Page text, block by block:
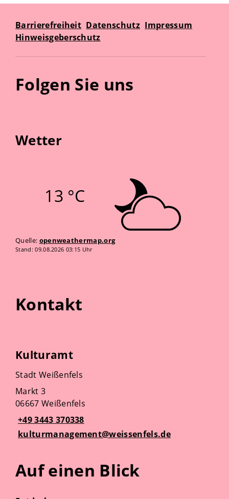
Barrierefreiheit Datenschutz Impressum
Hinweisgeberschutz
Folgen Sie uns
Wetter
13 °C
Quelle: openweathermap.org
Stand: 09.08.2026 03:15 Uhr
Kontakt
Kulturamt
Stadt Weißenfels
Markt 3
06667 Weißenfels
+49 3443 370338
kulturmanagement@weissenfels.de
Auf einen Blick